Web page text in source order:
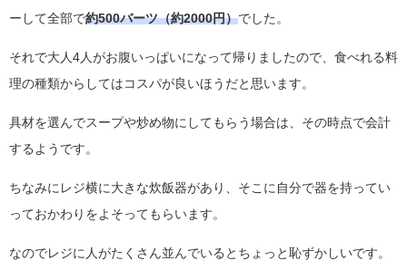
ーして全部で約500バーツ（約2000円）でした。
それで大人4人がお腹いっぱいになって帰りましたので、食べれる料
理の種類からしてはコスパが良いほうだと思います。
具材を選んでスープや炒め物にしてもらう場合は、その時点で会計
するようです。
ちなみにレジ横に大きな炊飯器があり、そこに自分で器を持ってい
っておかわりをよそってもらいます。
なのでレジに人がたくさん並んでいるとちょっと恥ずかしいです。